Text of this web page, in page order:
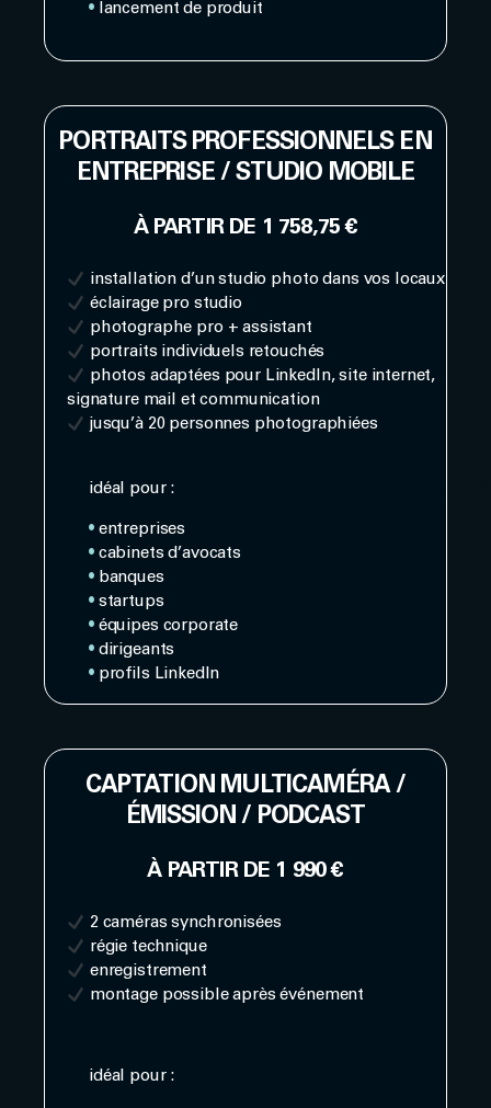
•lancement de produit
PORTRAITS PROFESSIONNELS EN
ENTREPRISE / STUDIO MOBILE
À PARTIR DE 1 758,75 €
installation d’un studio photo dans vos locaux
éclairage pro studio
photographe pro + assistant
portraits individuels retouchés
photos adaptées pour LinkedIn, site internet,
signature mail et communication
jusqu’à 20 personnes photographiées
idéal pour :
• entreprises
•cabinets d’avocats
•banques
•startups
•équipes corporate
•dirigeants
•profils LinkedIn
CAPTATION MULTICAMÉRA /
ÉMISSION / PODCAST
À PARTIR DE 1 990 €
2 caméras synchronisées
régie technique
enregistrement
montage possible après événement
idéal pour :